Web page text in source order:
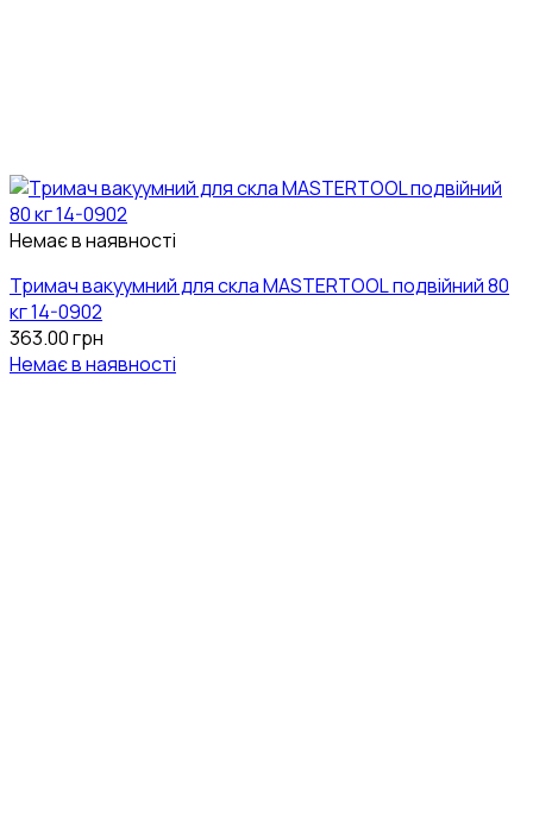
Немає в наявності
Тримач вакуумний для скла MASTERTOOL подвійний 80
кг 14-0902
363.00грн
Немає в наявності